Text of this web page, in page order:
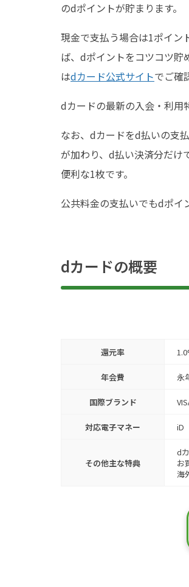
のdポイントが貯まります。
現金で支払う場合は1ポイン
ば、dポイントをコツコツ貯
はdカード公式サイトでご確
dカードの最新の入会・利用
なお、dカードをd払いの支
が加わり、d払い決済分だけ
便利な1枚です。
公共料金の支払いでもdポイ
dカードの概要
還元率
年会費 永
国際ブランド
対応電子マネー iD
その他主な特典
d
お
海